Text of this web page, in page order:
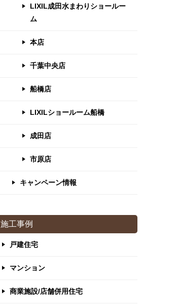
LIXIL成田水まわりショールー
ム
本店
千葉中央店
船橋店
LIXILショールーム船橋
成田店
市原店
キャンペーン情報
施工事例
戸建住宅
マンション
商業施設/店舗併用住宅